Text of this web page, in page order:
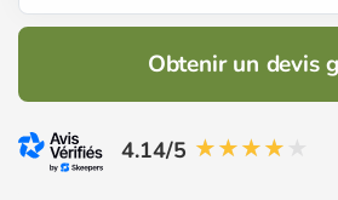
Obtenir un devis
4.14/5